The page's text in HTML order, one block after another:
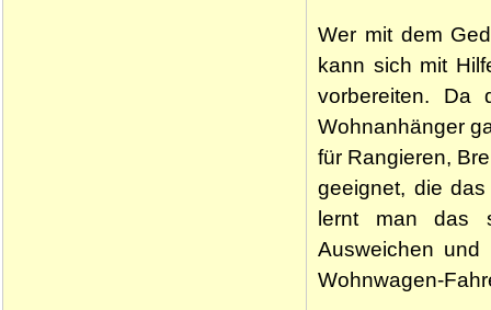
Wer mit dem
kann sich mit
vorbereiten. Da
Wohnanhänger
für Rangieren,
geeignet, die
lernt man das
Ausweichen und
Wohnwagen-